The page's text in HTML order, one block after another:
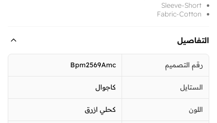
Sleeve-Short
Fabric-Cotton
التفاصيل
رقم التصميم Bpm2569Amc
الستايل كاجوال
اللون كحلي ازرق